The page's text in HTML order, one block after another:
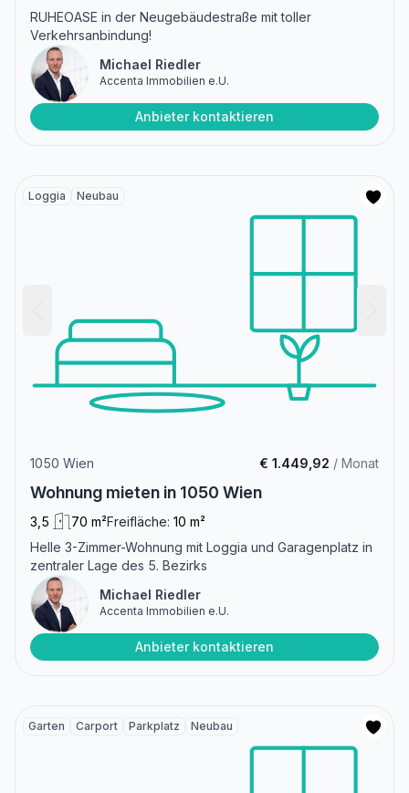
RUHEOASE in der Neugebäudestraße mit toller
Verkehrsanbindung!
Michael Riedler
Accenta Immobilien e.U.
Anbieter kontaktieren
Loggia Neubau
1050 Wien € 1.449,92 / Monat
Wohnung mieten in 1050 Wien
3,5 70 m²Freifläche: 10 m²
Helle 3-Zimmer-Wohnung mit Loggia und Garagenplatz in
zentraler Lage des 5. Bezirks
Michael Riedler
Accenta Immobilien e.U.
Anbieter kontaktieren
Garten Carport Parkplatz Neubau